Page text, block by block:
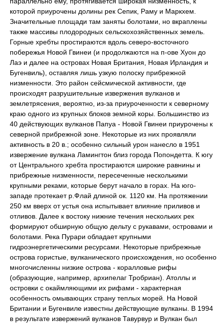
которой приурочены долины рек Сепик, Раму и Маркхем.
Значительные площади там заняты болотами, но вкраплены
также массивы плодородных сельскохозяйственных земель.
Горные хребты простираются вдоль северо-восточного
побережья Новой Гвинеи (и продолжаются на п-ове Хуон до
Лаэ и далее на островах Новая Британия, Новая Ирландия и
Бугенвиль), оставляя лишь узкую полоску прибрежной
низменности. Это район сейсмической активности, где
происходят разрушительные извержения вулканов и
землетрясения, вероятно, из-за приуроченности к северному
краю одного из крупных блоков земной коры. Большинство из
40 действующих вулканов Папуа - Новой Гвинеи приурочены к
северной прибрежной зоне. Некоторые из них проявляли
активность в 20 в.; особенно сильный урон нанесло в 1951
извержение вулкана Ламингтон близ города Попондетта. К югу
от Центрального хребта простираются широкие равнины и
прибрежные низменности, пересеченные несколькими
крупными реками, которые берут начало в горах. На юго-
западе протекает р.Флай длиной ок. 1120 км. На протяжении
250 км вверх от устья она испытывает влияние приливов и
отливов. Далее к востоку нижние течения нескольких рек
формируют обширную общую дельту с рукавами, островами и
болотами. Река Пурари обладает крупными
гидроэнергетическими ресурсами. Некоторые прибрежные
острова гористые, вулканического происхождения, но особенно
многочисленны низкие острова - коралловые рифы
(образующие, например, архипелаг Тробриан). Атоллы и
островки с окаймляющими их рифами - характерная
особенность омывающих страну теплых морей. На Новой
Британии и Бугенвиле известны действующие вулканы. В 1994
в результате извержений вулканов Тавурвур и Вулкан был